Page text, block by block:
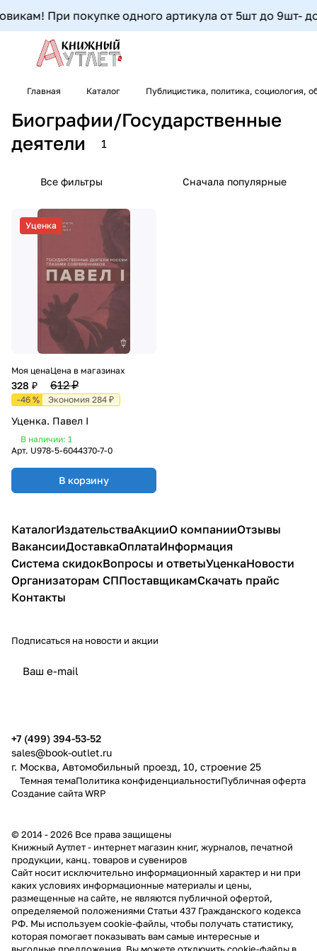
При покупке одного артикула от 5шт до 9шт-
Главная Каталог Публицистика, политика, социология,
Биографии/Государственные
деятели
1
Все фильтры Сначала популярные
Уценка
Моя цена
328 ₽
Цена в магазинах
612 ₽
-46 % Экономия 284 ₽
Уценка. Павел I
В наличии: 1
Арт. U978-5-6044370-7-0
В корзину
КаталогИздательстваАкцииО компанииОтзывы
ВакансииДоставкаОплатаИнформация
Система скидокВопросы и ответыУценкаНовости
Организаторам СППоставщикамСкачать прайс
Контакты
Подписаться на новости и акции
+7 (499) 394-53-52
sales@book-outlet.ru
г. Москва, Автомобильный проезд, 10, строение 25
Темная темаПолитика конфиденциальностиПубличная оферта
Создание сайтаWRP
© 2014 - 2026 Все права защищены
Книжный Аутлет - интернет магазин книг, журналов, печатной
продукции, канц. товаров и сувениров
Cайт носит исключительно информационный характер и ни при
каких условиях информационные материалы и цены,
размещенные на сайте, не являются публичной офертой,
определяемой положениями Статьи 437 Гражданского кодекса
РФ. Мы используем cookie-файлы, чтобы получать статистику,
которая помогает показывать вам самые интересные и